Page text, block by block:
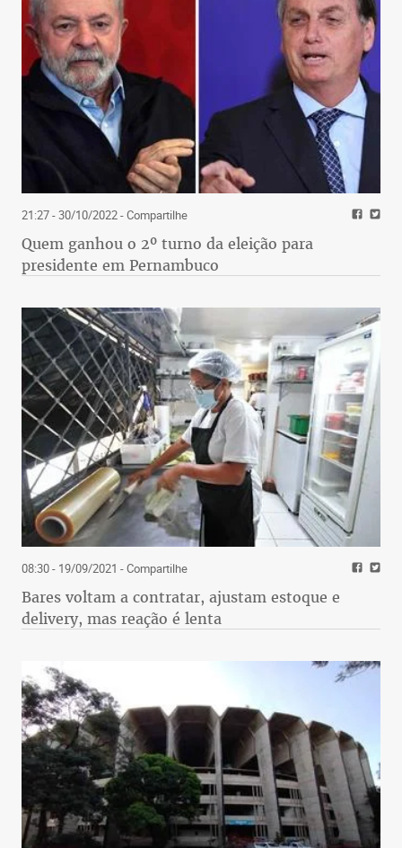
21:27 - 30/10/2022- Compartilhe
Quem ganhou o 2º turno da eleição para
presidente em Pernambuco
08:30 - 19/09/2021 - Compartilhe
Bares voltam a contratar, ajustam estoque e
delivery, mas reação é lenta